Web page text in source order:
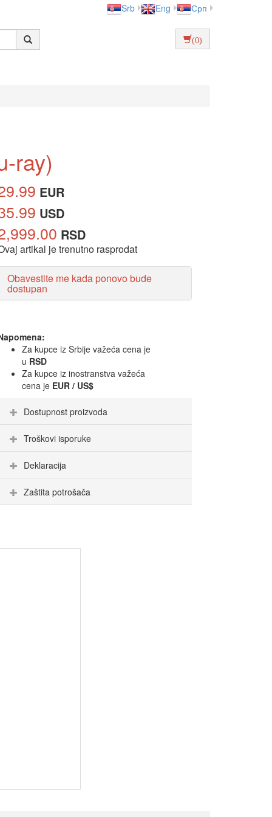
Srb Eng Срп
(0)
ray)
EUR
USD
RSD
artikal je trenutno rasprodat
Obavestite me kada ponovo bude
dostupan
Za kupce iz Srbije važeća cena je
u RSD
Za kupce iz inostranstva važeća
cena je EUR / US$
Dostupnost proizvoda
Troškovi isporuke
Deklaracija
Zaštita potrošača